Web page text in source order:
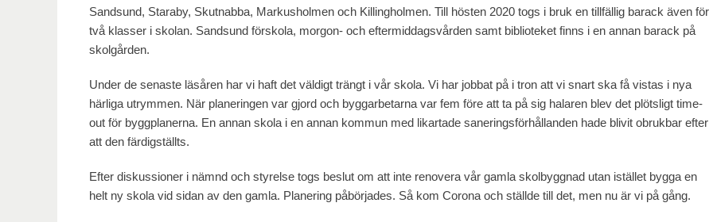
Sandsund, Staraby, Skutnabba, Markusholmen och Killingholmen. Till hösten 2020 togs i bruk en tillfällig barack även för
två klasser i skolan. Sandsund förskola, morgon- och eftermiddagsvården samt biblioteket finns i en annan barack på
skolgården.
Under de senaste läsåren har vi haft det väldigt trängt i vår skola. Vi har jobbat på i tron att vi snart ska få vistas i nya
härliga utrymmen. När planeringen var gjord och byggarbetarna var fem före att ta på sig halaren blev det plötsligt time-
out för byggplanerna. En annan skola i en annan kommun med likartade saneringsförhållanden hade blivit obrukbar efter
att den färdigställts.
Efter diskussioner i nämnd och styrelse togs beslut om att inte renovera vår gamla skolbyggnad utan istället bygga en
helt ny skola vid sidan av den gamla. Planering påbörjades. Så kom Corona och ställde till det, men nu är vi på gång.